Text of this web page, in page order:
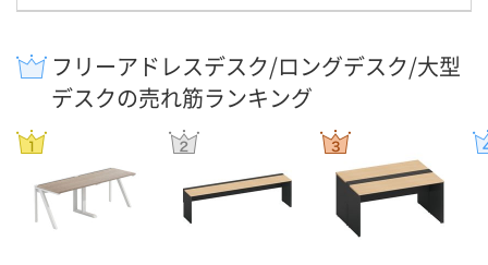
フリーアドレスデスク/ロングデスク/大型
デスクの売れ筋ランキング